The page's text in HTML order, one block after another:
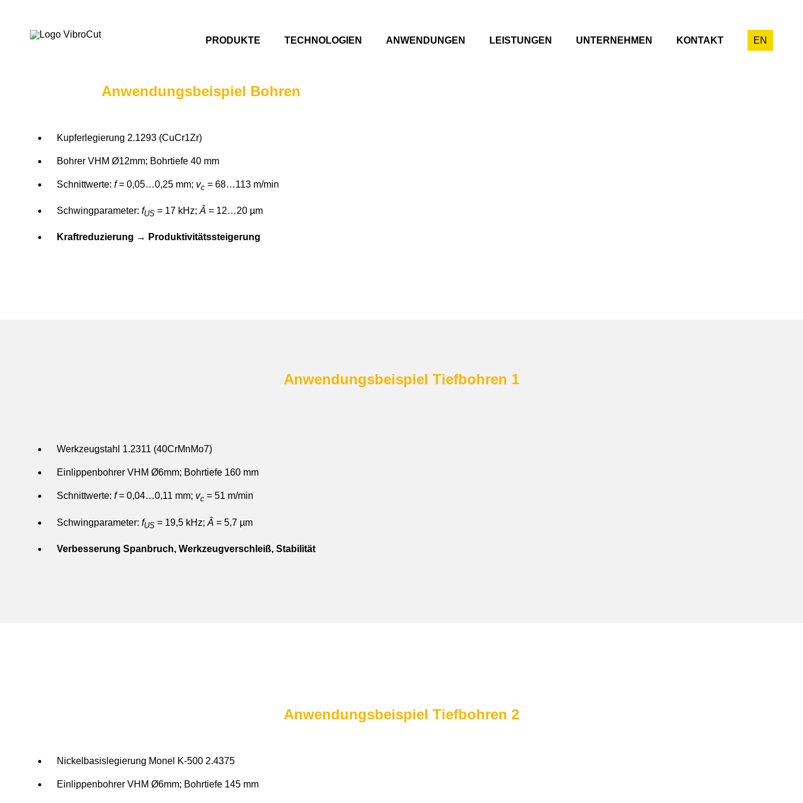
PRODUKTE TECHNOLOGIEN ANWENDUNGEN LEISTUNGEN UNTERNEHMEN KONTAKT EN
Anwendungsbeispiel Bohren
Kupferlegierung 2.1293 (CuCr1Zr)
Bohrer VHM Ø12mm; Bohrtiefe 40 mm
Schnittwerte: f= 0,05…0,25 mm; vc = 68…113 m/min
Schwingparameter: fUS = 17 kHz; Â = 12…20 µm
Kraftreduzierung → Produktivitätssteigerung
Anwendungsbeispiel Tiefbohren 1
Werkzeugstahl 1.2311 (40CrMnMo7)
Einlippenbohrer VHM Ø6mm; Bohrtiefe 160 mm
Schnittwerte: f= 0,04…0,11 mm; vc = 51 m/min
Schwingparameter: fUS = 19,5 kHz; Â = 5,7 µm
Verbesserung Spanbruch, Werkzeugverschleiß, Stabilität
Anwendungsbeispiel Tiefbohren 2
Nickelbasislegierung Monel K-500 2.4375
Einlippenbohrer VHM Ø6mm; Bohrtiefe 145 mm